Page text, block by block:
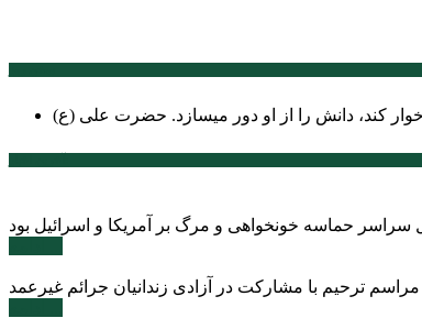
كند، دانش را از او دور میسازد. حضرت علی (ع)
ترحیم با مشارکت در آزادی زندانیان جرائم غیرعمد